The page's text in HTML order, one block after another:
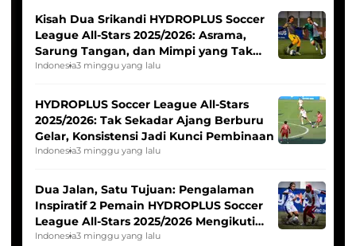
Kisah Dua Srikandi HYDROPLUS Soccer
League All-Stars 2025/2026: Asrama,
Sarung Tangan, dan Mimpi yang Tak
Pernah Padam
Indonesia3 minggu yang lalu
HYDROPLUS Soccer League All-Stars
2025/2026: Tak Sekadar Ajang Berburu
Gelar, Konsistensi Jadi Kunci Pembinaan
Indonesia3 minggu yang lalu
Dua Jalan, Satu Tujuan: Pengalaman
Inspiratif 2 Pemain HYDROPLUS Soccer
League All-Stars 2025/2026 Mengikuti
Seleksi Timnas Indonesia Putri
Indonesia3 minggu yang lalu